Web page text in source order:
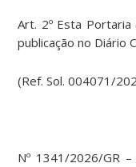
Art. 2º Esta
publicação no Diário
(Ref. Sol. 004071/
Nº 1341/2026/GR